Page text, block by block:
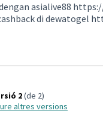
asialive88
di dewatogel
2(de 2)
altres versions